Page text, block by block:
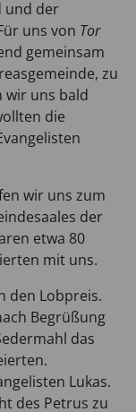
und der
uns von Tor
gemeinsam
zu
wir uns bald
die
wir uns zum
der
etwa 80
mit uns.
den Lobpreis.
Begrüßung
das
Lukas.
des Petrus zu